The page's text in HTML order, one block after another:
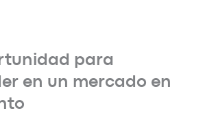
para
en un mercado en